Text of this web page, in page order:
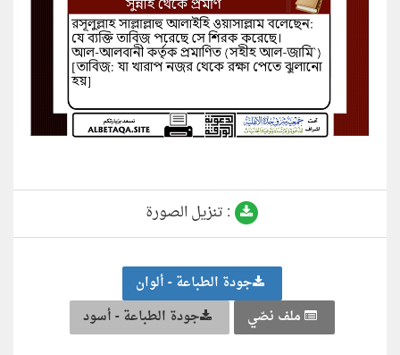
تنزيل الصورة :
جودة الطباعة - ألوان
جودة الطباعة - أسود